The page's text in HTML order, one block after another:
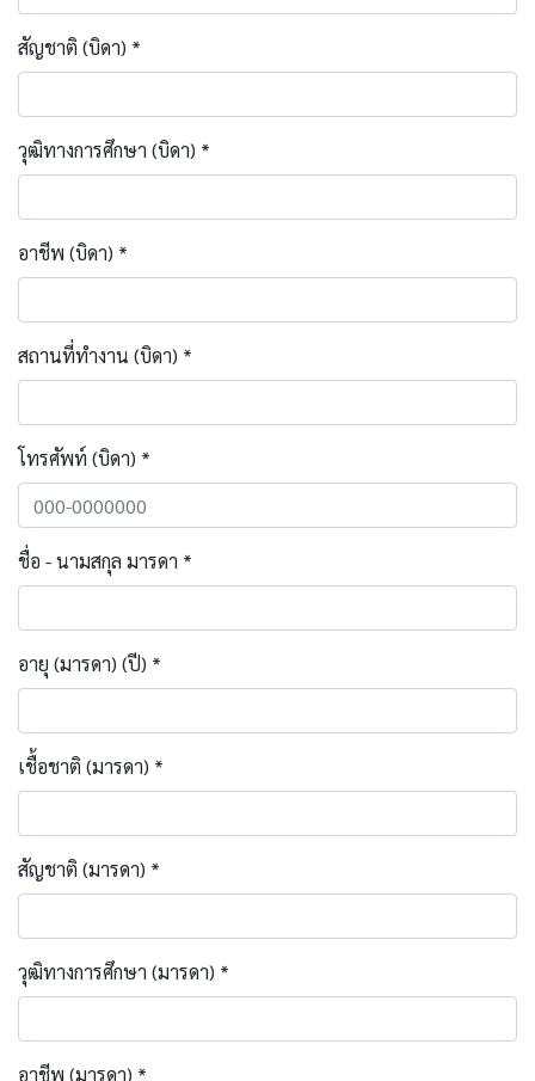
สัญชาติ (บิดา) *
วุฒิทางการศึกษา (บิดา) *
อาชีพ (บิดา) *
สถานที่ทำงาน (บิดา) *
โทรศัพท์ (บิดา) *
ชื่อ - นามสกุล มารดา *
อายุ (มารดา) (ปี) *
เชื้อชาติ (มารดา) *
สัญชาติ (มารดา) *
วุฒิทางการศึกษา (มารดา) *
อาชีพ (มารดา) *